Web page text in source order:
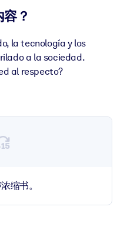
？
la tecnología y los
a la sociedad.
al respecto?
缩书。